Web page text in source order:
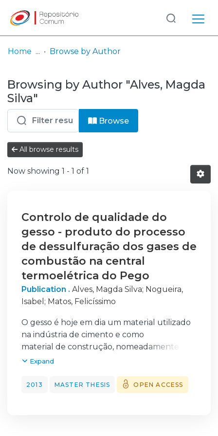
& Collections
Browse repository
Entities
Log
In
(current)
Home Browse by Author
Browsing by Author "Alves, Magda
Silva"
Browse
All browse results
Now showing 1 - 1 of 1
Controlo de qualidade do
gesso - produto do processo
de dessulfuração dos gases de
combustão na central
termoelétrica do Pego
Publication . Alves, Magda Silva; Nogueira,
Isabel ; Matos, Felicíssimo
O gesso é hoje em dia um material utilizado
na indústria de cimento e como
material de construção, nomeadamente no
fabrico do gesso cartonado conhecido como
produz gesso, como subproduto da
Expand
2013 MASTER THESIS OPEN ACCESS